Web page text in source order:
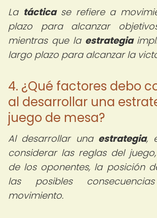
La tácticase refiere a
plazo para alcanzar
mientras que la estrategia
largo plazo para alcanzar la
4. ¿Qué factores debo
al desarrollar una
juego de mesa?
Al desarrollar una estrategia,
considerar las reglas del
de los oponentes, la posición
las posibles
movimiento.